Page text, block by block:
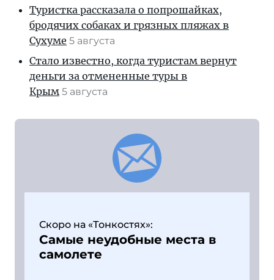
Туристка рассказала о попрошайках,
бродячих собаках и грязных пляжах в
Сухуме 5 августа
Стало известно, когда туристам вернут
деньги за отмененные туры в
Крым 5 августа
Скоро на «Тонкостях»:
Самые неудобные места в
самолете